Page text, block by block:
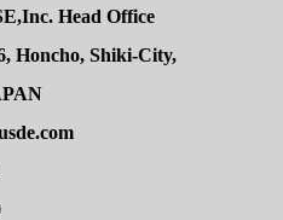
Head Office
Honcho, Shiki-City,